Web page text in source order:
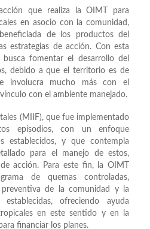
que realiza la OIMT para
en asocio con la comunidad,
de los productos del
estrategias de acción. Con esta
fomentar el desarrollo del
debido a que el territorio es de
involucra mucho más con el
con el ambiente manejado.
(MIIF), que fue implementado
episodios, con un enfoque
establecidos, y que contempla
para el manejo de estos,
acción. Para este fin, la OIMT
de quemas controladas,
de la comunidad y la
ofreciendo ayuda
en este sentido y en la
financiar los planes.